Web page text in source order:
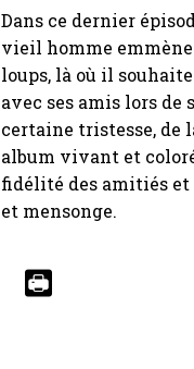
Dans ce dernier
vieil homme emmène
loups, là où il
avec ses amis lors
certaine tristesse, de
album vivant et
fidélité des amitiés et
et mensonge.